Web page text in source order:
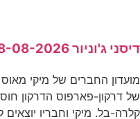
דיסני ג'וניור 08-08-2026
של דרקון-פארפוס הדרקון
קלרה-בל. מיקי וחבריו יוצאים